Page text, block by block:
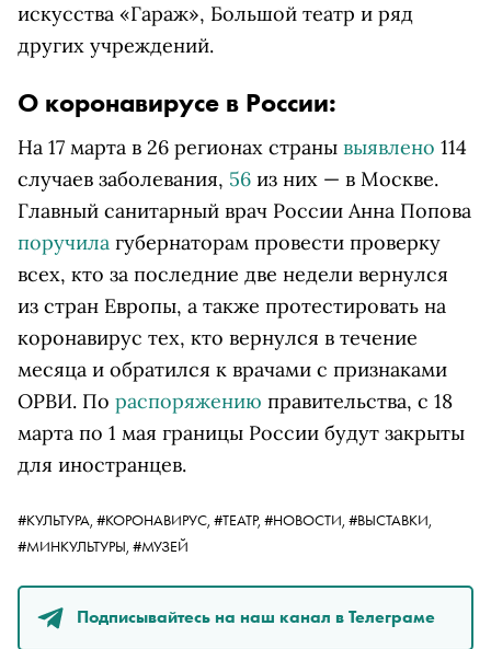
искусства «Гараж», Большой театр и ряд
других учреждений.
О коронавирусе в России:
На 17 марта в 26 регионах страны выявлено 114
случаев заболевания, 56 из них — в Москве.
Главный санитарный врач России Анна Попова
поручила губернаторам провести проверку
всех, кто за последние две недели вернулся
из стран Европы, а также протестировать на
коронавирус тех, кто вернулся в течение
месяца и обратился к врачами с признаками
ОРВИ. По распоряжению правительства, с 18
марта по 1 мая границы России будут закрыты
для иностранцев.
#КУЛЬТУРА, #КОРОНАВИРУС, #ТЕАТР, #НОВОСТИ, #ВЫСТАВКИ,
#МИНКУЛЬТУРЫ, #МУЗЕЙ
Подписывайтесь на наш канал в Телеграме